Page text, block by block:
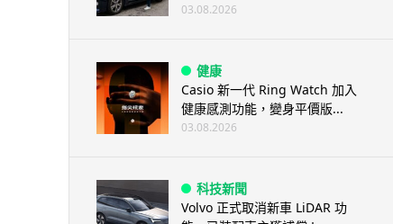
03.08.2026
健康
Casio 新一代 Ring Watch 加入
健康感測功能，變身平價版...
03.08.2026
科技新聞
Volvo 正式取消新車 LiDAR 功